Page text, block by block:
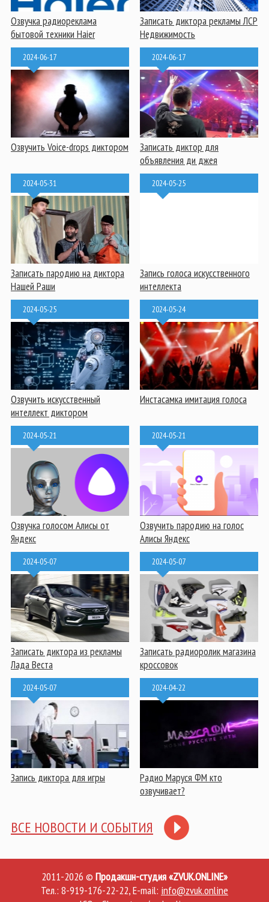
Озвучка радиореклама
бытовой техники Haier
Записать диктора рекламы ЛСР
Недвижимость
2024-06-17
Озвучить Voice-drops диктором
2024-06-17
Записать диктор для
объявления ди джея
2024-05-31
Записать пародию на диктора
Нашей Раши
2024-05-25
Запись голоса искусственного
интеллекта
2024-05-25
Озвучить искусственный
интеллект диктором
2024-05-24
Инстасамка имитация голоса
2024-05-21
Озвучка голосом Алисы от
Яндекс
2024-05-21
Озвучить пародию на голос
Алисы Яндекс
2024-05-07
Записать диктора из рекламы
Лада Веста
2024-05-07
Записать радиоролик магазина
кроссовок
2024-05-07
Запись диктора для игры
2024-04-22
Радио Маруся ФМ кто
озвучивает?
ВСЕ НОВОСТИ И СОБЫТИЯ
2011-2026 © Продакшн-студия «ZVUK.ONLINE»
Тел.: 8-919-176-22-22, E-mail: info@zvuk.online